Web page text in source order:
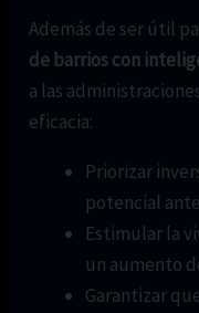
Además de ser útil
de barrios con
a las
eficacia:
Priorizar
potencial
Estimular la
un aumento
Garantizar